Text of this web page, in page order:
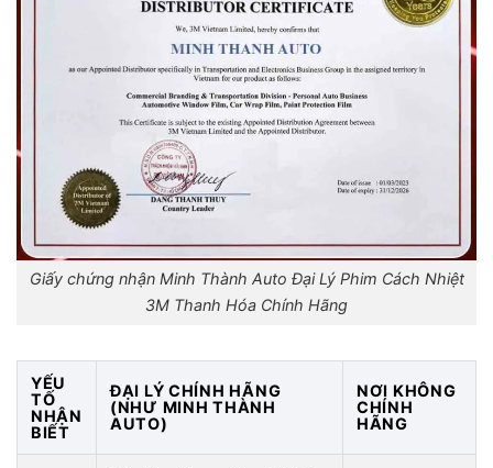
Giấy chứng nhận Minh Thành Auto Đại Lý Phim Cách Nhiệt
3M Thanh Hóa Chính Hãng
YẾU
TỐ
NHẬN
BIẾT
ĐẠI LÝ CHÍNH HÃNG
(NHƯ MINH THÀNH
AUTO)
NƠI KHÔNG
CHÍNH
HÃNG